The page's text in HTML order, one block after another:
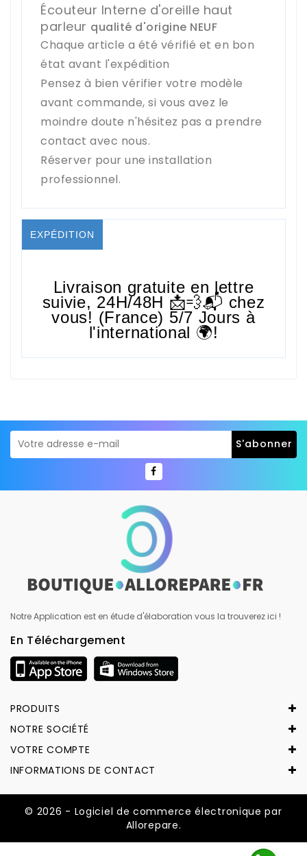
Écouteur Interne d'oreille haut
parleur qualité d'origine NEUF
Chaque article a été vérifié et en bon
état avant l'expédition
Pensez à bien vérifier votre modèle
avant commande, si vous avez le
moindre doute n'hésitez pas a prendre
contact avec nous.
Réserver pour une installation
professionnel.
EXPÉDITION
Livraison gratuite en lettre
suivie, 24H/48H 📩💨📬 chez
vous! (France) 5/7 Jours à
l'international 🌍!
Notre Application est en étude d'élaboration vous la trouverez ici !
En Téléchargement
PRODUITS
NOTRE SOCIÉTÉ
VOTRE COMPTE
INFORMATIONS DE CONTACT
© 2026 - Logiciel de commerce électronique par
Allorepare.